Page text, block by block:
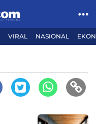
VIRAL NASIONAL